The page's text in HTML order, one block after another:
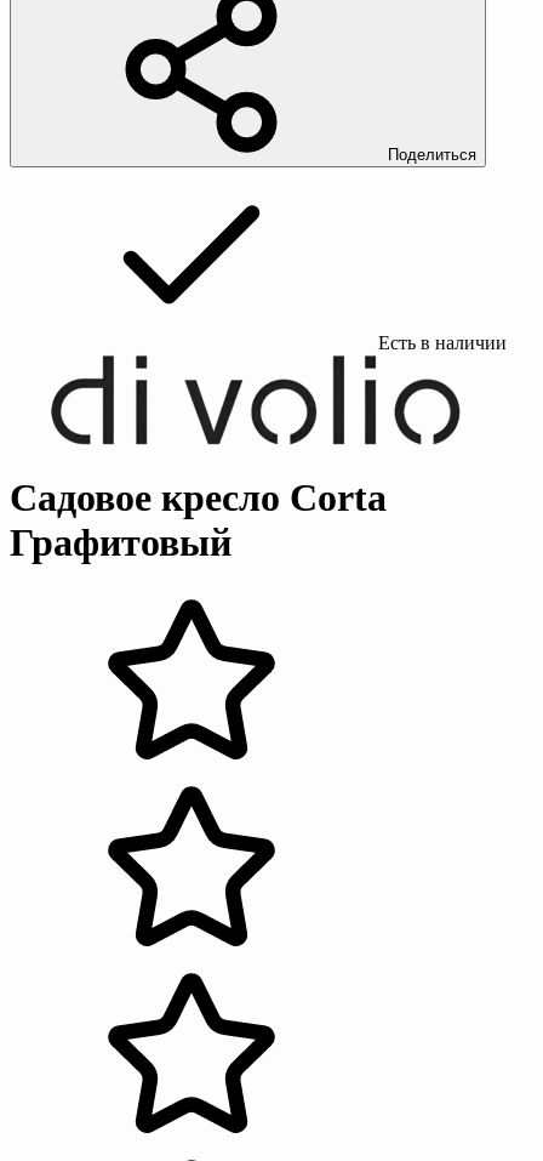
Поделиться
Есть в наличии
Садовое кресло Corta
Графитовый